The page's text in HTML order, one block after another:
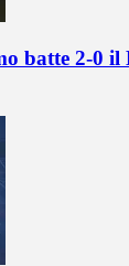
batte 2-0